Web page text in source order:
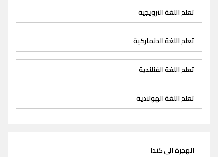
تعلم اللغة النرويجية
تعلم اللغة الدنماركية
تعلم اللغة الفنلندية
تعلم اللغة الهولندية
الهجرة الى كندا